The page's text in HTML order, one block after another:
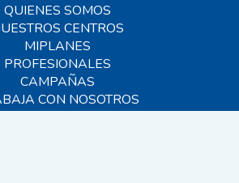
QUIENES SOMOS
CENTROS
MIPLANES
PROFESIONALES
CAMPAÑAS
CON NOSOTROS
BLOG